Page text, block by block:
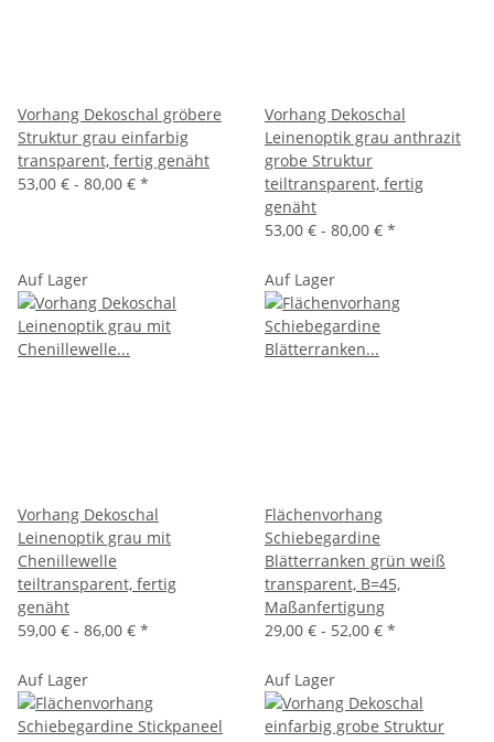
Vorhang Dekoschal gröbere
Struktur grau einfarbig
transparent, fertig genäht
53,00 € - 80,00 € *
Vorhang Dekoschal
Leinenoptik grau anthrazit
grobe Struktur
teiltransparent, fertig
genäht
53,00 € - 80,00 € *
Auf Lager
Vorhang Dekoschal
Leinenoptik grau mit
Chenillewelle
teiltransparent, fertig
genäht
59,00 € - 86,00 € *
Auf Lager
Flächenvorhang
Schiebegardine
Blätterranken grün weiß
transparent, B=45,
Maßanfertigung
29,00 € - 52,00 € *
Auf Lager Auf Lager